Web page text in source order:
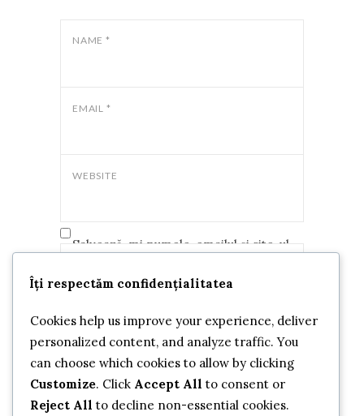
NAME *
EMAIL *
WEBSITE
Salvează-mi numele, emailul și site-ul
viitoare când o să comentez.
Îți respectăm confidențialitatea
Cookies help us improve your experience, deliver
personalized content, and analyze traffic. You
can choose which cookies to allow by clicking
Customize. Click Accept All to consent or
Reject All to decline non-essential cookies.